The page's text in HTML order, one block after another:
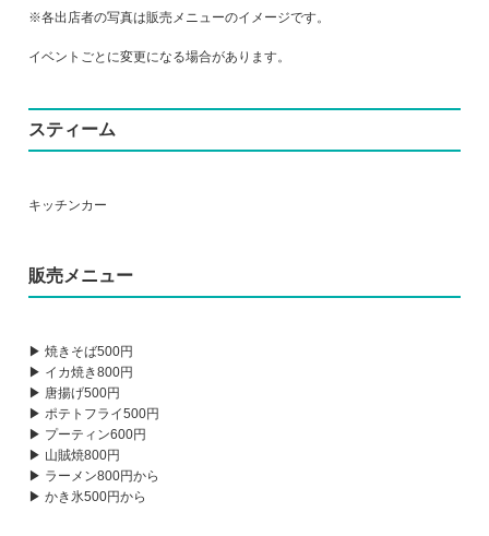
※各出店者の写真は販売メニューのイメージです。
イベントごとに変更になる場合があります。
スティーム
キッチンカー
販売メニュー
▶ 焼きそば500円
▶ イカ焼き800円
▶ 唐揚げ500円
▶ ポテトフライ500円
▶ プーティン600円
▶ 山賊焼800円
▶ ラーメン800円から
▶ かき氷500円から